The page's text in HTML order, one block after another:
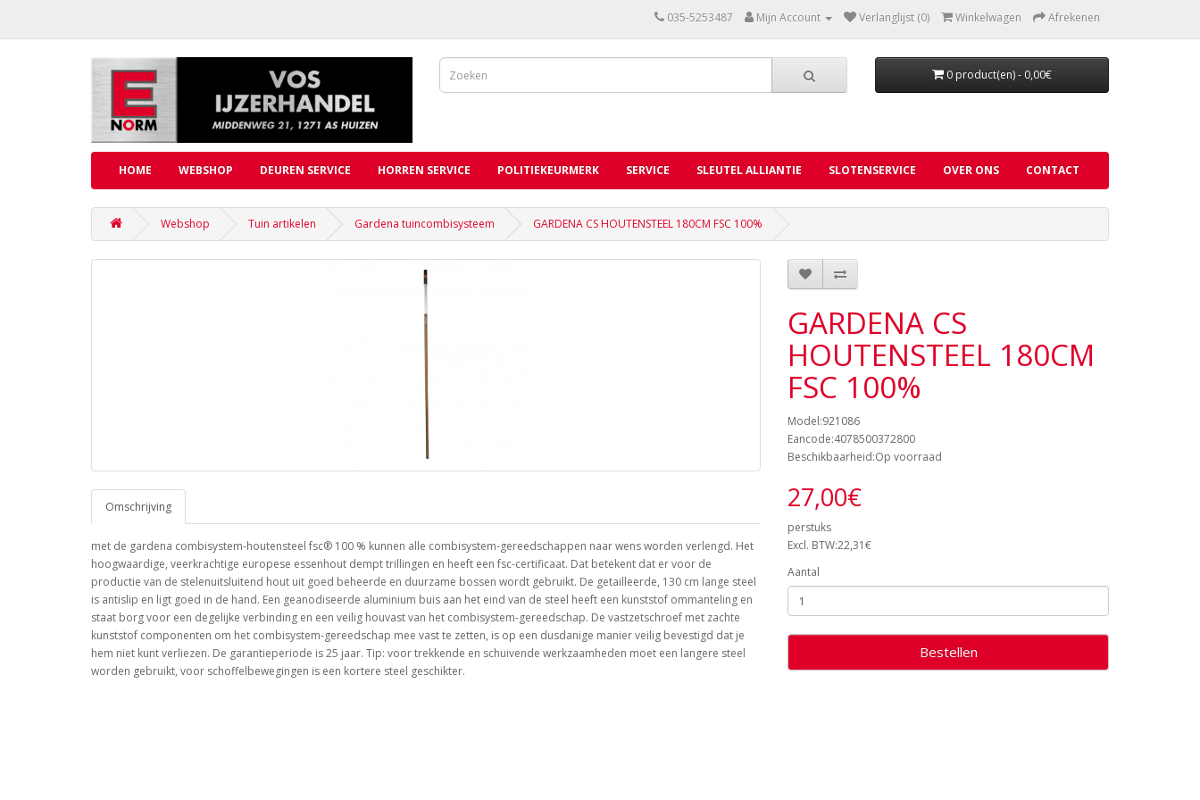
035-5253487 Mijn Account Verlanglijst (0) Winkelwagen Afrekenen
0 product(en) - 0,00€
HOME WEBSHOP DEUREN SERVICE HORREN SERVICE POLITIEKEURMERK SERVICE SLEUTEL ALLIANTIE SLOTENSERVICE OVER ONS CONTACT
Webshop Tuin artikelen Gardena tuincombisysteem GARDENA CS HOUTENSTEEL 180CM FSC 100%
Omschrijving
met de gardena combisystem-houtensteel fsc® 100 % kunnen alle combisystem-gereedschappen naar wens worden verlengd. Het
hoogwaardige, veerkrachtige europese essenhout dempt trillingen en heeft een fsc-certificaat. Dat betekent dat er voor de
productie van de stelenuitsluitend hout uit goed beheerde en duurzame bossen wordt gebruikt. De getailleerde, 130 cm lange steel
is antislip en ligt goed in de hand. Een geanodiseerde aluminium buis aan het eind van de steel heeft een kunststof ommanteling en
staat borg voor een degelijke verbinding en een veilig houvast van het combisystem-gereedschap. De vastzetschroef met zachte
kunststof componenten om het combisystem-gereedschap mee vast te zetten, is op een dusdanige manier veilig bevestigd dat je
hem niet kunt verliezen. De garantieperiode is 25 jaar. Tip: voor trekkende en schuivende werkzaamheden moet een langere steel
worden gebruikt, voor schoffelbewegingen is een kortere steel geschikter.
GARDENA CS
HOUTENSTEEL 180CM
FSC 100%
Model:921086
Eancode:4078500372800
Beschikbaarheid:Op voorraad
27,00€
perstuks
Excl. BTW:22,31€
Aantal
Bestellen